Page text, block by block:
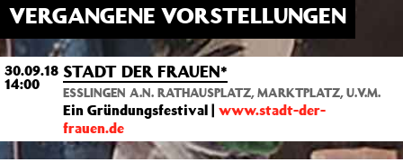
VERGANGENE VORSTELLUNGEN
30.09.18
14:00
STADT DER FRAUEN*
ESSLINGEN A.N. RATHAUSPLATZ, MARKTPLATZ, U.V.M.
Ein Gründungsfestival | www.stadt-der-
frauen.de